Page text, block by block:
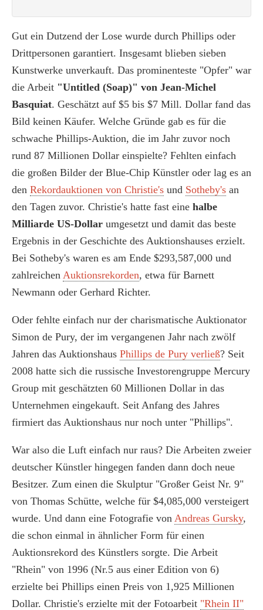
Gut ein Dutzend der Lose wurde durch Phillips oder
Drittpersonen garantiert. Insgesamt blieben sieben
Kunstwerke unverkauft. Das prominenteste "Opfer" war
die Arbeit "Untitled (Soap)" von Jean-Michel
Basquiat. Geschätzt auf $5 bis $7 Mill. Dollar fand das
Bild keinen Käufer. Welche Gründe gab es für die
schwache Phillips-Auktion, die im Jahr zuvor noch
rund 87 Millionen Dollar einspielte? Fehlten einfach
die großen Bilder der Blue-Chip Künstler oder lag es an
den Rekordauktionen von Christie's und Sotheby's an
den Tagen zuvor. Christie's hatte fast eine halbe
Milliarde US-Dollar umgesetzt und damit das beste
Ergebnis in der Geschichte des Auktionshauses erzielt.
Bei Sotheby's waren es am Ende $293,587,000 und
zahlreichen Auktionsrekorden, etwa für Barnett
Newmann oder Gerhard Richter.
Oder fehlte einfach nur der charismatische Auktionator
Simon de Pury, der im vergangenen Jahr nach zwölf
Jahren das Auktionshaus Phillips de Pury verließ? Seit
2008 hatte sich die russische Investorengruppe Mercury
Group mit geschätzten 60 Millionen Dollar in das
Unternehmen eingekauft. Seit Anfang des Jahres
firmiert das Auktionshaus nur noch unter "Phillips".
War also die Luft einfach nur raus? Die Arbeiten zweier
deutscher Künstler hingegen fanden dann doch neue
Besitzer. Zum einen die Skulptur "Großer Geist Nr. 9"
von Thomas Schütte, welche für $4,085,000 versteigert
wurde. Und dann eine Fotografie von Andreas Gursky,
die schon einmal in ähnlicher Form für einen
Auktionsrekord des Künstlers sorgte. Die Arbeit
"Rhein" von 1996 (Nr.5 aus einer Edition von 6)
erzielte bei Phillips einen Preis von 1,925 Millionen
Dollar. Christie's erzielte mit der Fotoarbeit "Rhein II"